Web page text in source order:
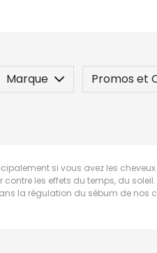
Marque Promos et
si vous avez les
les effets du temps, du
la régulation du sébum de nos